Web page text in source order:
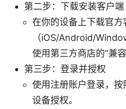
第二步：下载安装客户端
在你的设备上下载官方
（iOS/Android/
使用第三方商店的“兼
第三步：登录并授权
使用注册账户登录，
设备授权。